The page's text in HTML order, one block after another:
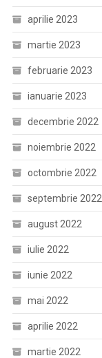
aprilie 2023
martie 2023
februarie 2023
ianuarie 2023
decembrie 2022
noiembrie 2022
octombrie 2022
septembrie 2022
august 2022
iulie 2022
iunie 2022
mai 2022
aprilie 2022
martie 2022